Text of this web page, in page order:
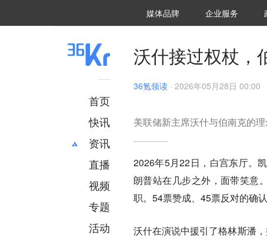
媒体品牌 36Kr研究院
企业服务
首页
快讯
资讯
推荐
财经
项目推荐
安徽
直播
视频
专题
活动
沃什接过权杖，
36氪领读 · 2026年05月28日 00:00
美联储新主席沃什与伯南克的
2026年5月22日，白宫东厅。
朗普站在几步之外，面带笑意
职。54票赞成、45票反对的确
沃什在演说中援引了格林斯潘